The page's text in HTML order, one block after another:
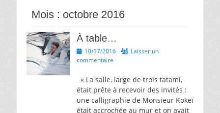
Mois : octobre 2016
À table…
Posted
on
10/17/2016
Laisser un
commentaire
« La salle, large de trois tatami,
était prête à recevoir des invités :
une calligraphie de Monsieur Kokeï
était accrochée au mur et on avait